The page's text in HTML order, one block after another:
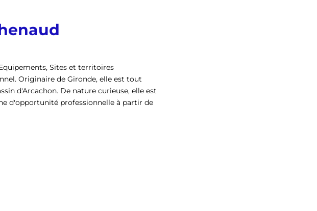
Sites et territoires
Originaire de Gironde, elle est tout
d'Arcachon. De nature curieuse, elle est
d'opportunité professionnelle à partir de